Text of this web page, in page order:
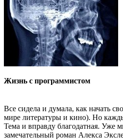
Жизнь с программистом
Все сидела и думала, как начать
мире литературы и кино). Но
Тема и вправду благодатная. Уже
замечательный роман Алекса